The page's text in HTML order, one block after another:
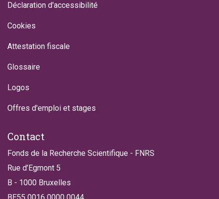
Déclaration d'accessibilité
Cookies
Attestation fiscale
Glossaire
Logos
Offres d'emploi et stages
Contact
Fonds de la Recherche Scientifique - FNRS
Rue d’Egmont 5
B - 1000 Bruxelles